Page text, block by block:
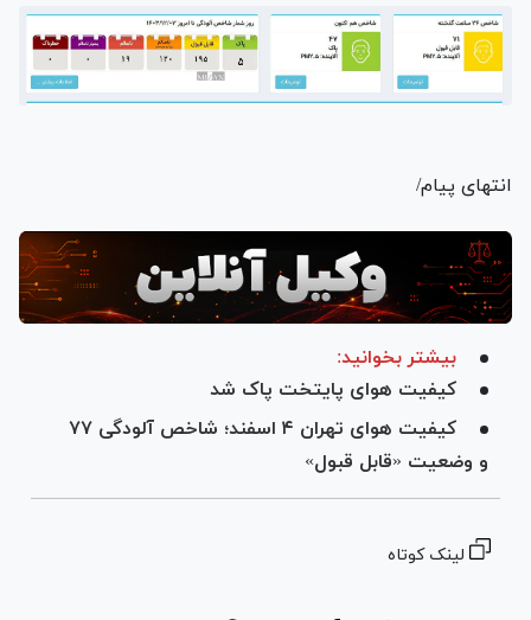
انتهای پیام/
بیشتر بخوانید:
کیفیت هوای پایتخت پاک شد
کیفیت هوای تهران ۴ اسفند؛ شاخص آلودگی ۷۷
و وضعیت «قابل قبول»
لینک کوتاه